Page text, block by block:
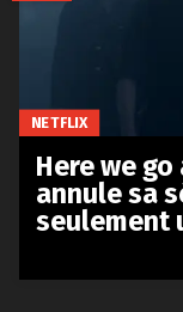
NETFLIX
Here we
annule sa
seulement